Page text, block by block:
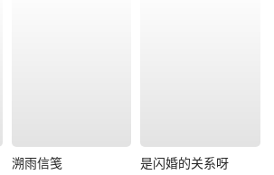
溯雨信笺 是闪婚的关系呀